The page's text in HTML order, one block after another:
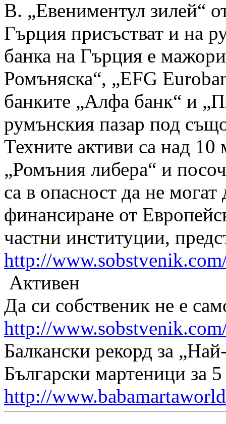
В. „Евениментул зилей“
Гърция присъстват и на
банка на Гърция е
Ромъняска“, „EFG
банките „Алфа банк“ и
румънския пазар под
Техните активи са над
„Ромъния либера“ и
са в опасност да не
финансиране от
частни институции,
http://
Активен
Да си собственик не е
http://
Балкански рекорд за
Български мартеници за
http://